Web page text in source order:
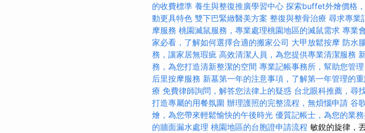
的收費標準 養生與整復推廣學習中心 探索buffet外燴價格
動更具特色 雙下巴緊緻醫美方案 整復與整骨治療 尋求專業
摩服務 桃園滅鼠服務，專業處理桃園地區的滅鼠需求 專業
家必看，了解如何選擇合適的搬家公司 大甲放鬆按摩 防水
務，讓家居無瑕疵 高效清潔人員，為您提供專業清潔服務
務，為您打造清新整潔的空間 專業記帳事務所，幫助您管
后里按摩服務 新墓第一年的注意事項，了解第一年管理的
療 免費律師詢問，解答您法律上的疑惑 台北眼科推薦，尋
打造專屬的用餐氛圍 辦理護照的完整流程，無煩惱申請 谷
燴，為您帶來輕鬆愉快的午後時光 優質記帳士，為您的業
的牆面漏水處理 桃園地區的台胞證申請流程 敏銳的旋律，